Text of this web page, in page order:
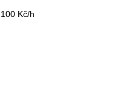
100 Kč/h